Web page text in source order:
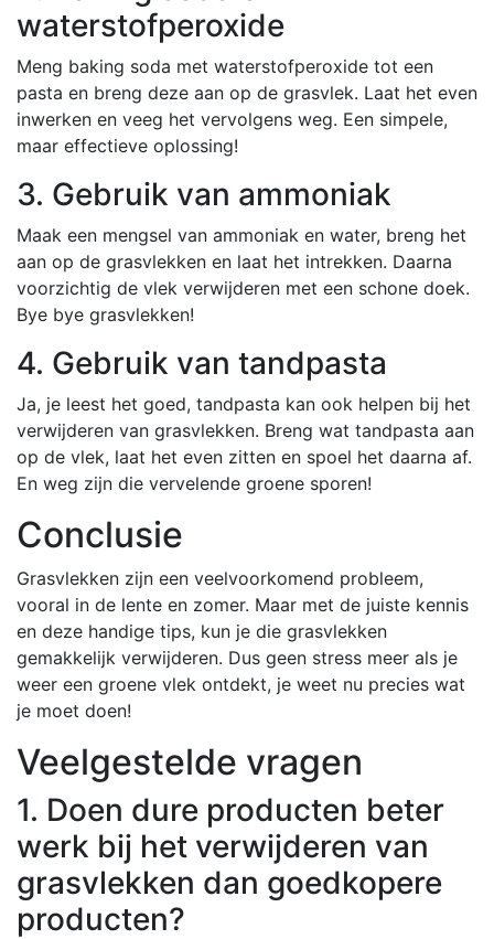
waterstofperoxide
Meng baking soda met waterstofperoxide tot een
pasta en breng deze aan op de grasvlek. Laat het even
inwerken en veeg het vervolgens weg. Een simpele,
maar effectieve oplossing!
3. Gebruik van ammoniak
Maak een mengsel van ammoniak en water, breng het
aan op de grasvlekken en laat het intrekken. Daarna
voorzichtig de vlek verwijderen met een schone doek.
Bye bye grasvlekken!
4. Gebruik van tandpasta
Ja, je leest het goed, tandpasta kan ook helpen bij het
verwijderen van grasvlekken. Breng wat tandpasta aan
op de vlek, laat het even zitten en spoel het daarna af.
En weg zijn die vervelende groene sporen!
Conclusie
Grasvlekken zijn een veelvoorkomend probleem,
vooral in de lente en zomer. Maar met de juiste kennis
en deze handige tips, kun je die grasvlekken
gemakkelijk verwijderen. Dus geen stress meer als je
weer een groene vlek ontdekt, je weet nu precies wat
je moet doen!
Veelgestelde vragen
1. Doen dure producten beter
werk bij het verwijderen van
grasvlekken dan goedkopere
producten?